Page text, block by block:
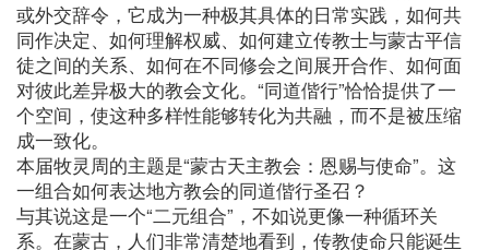
或外交辞令，它成为一种极其具体的日常实践，如何共
同作决定、如何理解权威、如何建立传教士与蒙古平信
徒之间的关系、如何在不同修会之间展开合作、如何面
对彼此差异极大的教会文化。“同道偕行”恰恰提供了一
个空间，使这种多样性能够转化为共融，而不是被压缩
成一致化。
本届牧灵周的主题是“蒙古天主教会：恩赐与使命”。这
一组合如何表达地方教会的同道偕行圣召？
与其说这是一个“二元组合”，不如说更像一种循环关
系。在蒙古，人们非常清楚地看到，传教使命只能诞生